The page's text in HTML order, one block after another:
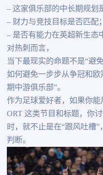
– 这家俱乐部的中长期规划
– 财力与竞技目标是否匹配；
– 是否有能力在英超新生态
对热刺而言，
当下最现实的命题不是“避
如何避免一步步从争冠和
期中游俱乐部”。
作为足球爱好者，如果你能
ORT 这类节目和标题，你
时，就不止是在“跟风吐槽
判断。